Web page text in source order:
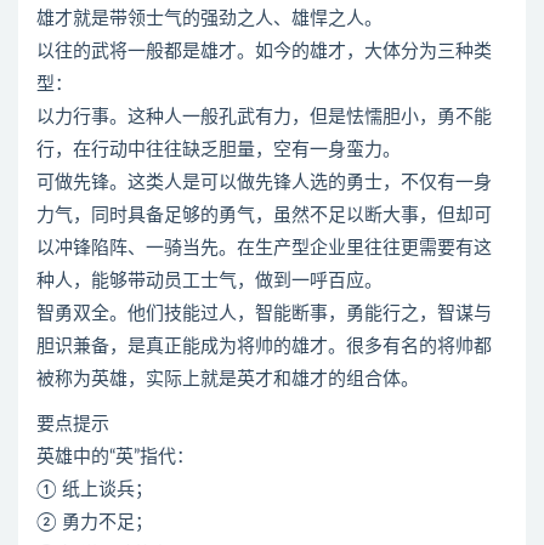
雄才就是带领士气的强劲之人、雄悍之人。
以往的武将一般都是雄才。如今的雄才，大体分为三种类
型：
以力行事。这种人一般孔武有力，但是怯懦胆小，勇不能
行，在行动中往往缺乏胆量，空有一身蛮力。
可做先锋。这类人是可以做先锋人选的勇士，不仅有一身
力气，同时具备足够的勇气，虽然不足以断大事，但却可
以冲锋陷阵、一骑当先。在生产型企业里往往更需要有这
种人，能够带动员工士气，做到一呼百应。
智勇双全。他们技能过人，智能断事，勇能行之，智谋与
胆识兼备，是真正能成为将帅的雄才。很多有名的将帅都
被称为英雄，实际上就是英才和雄才的组合体。
要点提示
英雄中的“英”指代：
① 纸上谈兵；
② 勇力不足；